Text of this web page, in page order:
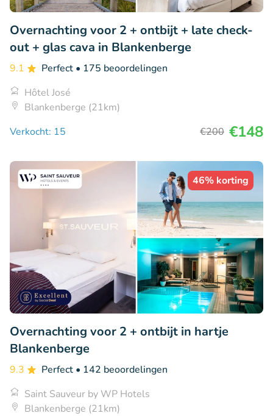
Overnachting voor 2 + ontbijt + late check-
out + glas cava in Blankenberge
9.1 Perfect • 175 beoordelingen
Hôtel José
Blankenberge (21km)
Verkocht: 15
€200 €148
46% korting
Overnachting voor 2 + ontbijt in hartje
Blankenberge
9.3 Perfect • 142 beoordelingen
Saint Sauveur by WP Hotels
Blankenberge (21km)